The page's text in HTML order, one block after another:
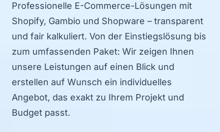
Professionelle E-Commerce-Lösungen mit
Shopify, Gambio und Shopware – transparent
und fair kalkuliert. Von der Einstiegslösung bis
zum umfassenden Paket: Wir zeigen Ihnen
unsere Leistungen auf einen Blick und
erstellen auf Wunsch ein individuelles
Angebot, das exakt zu Ihrem Projekt und
Budget passt.